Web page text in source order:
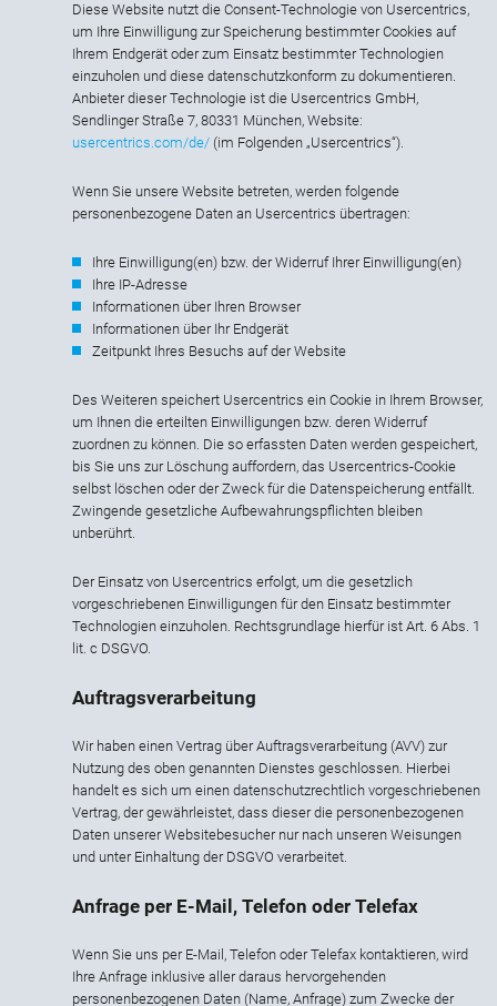
Diese Website nutzt die Consent-Technologie von Usercentrics,
um Ihre Einwilligung zur Speicherung bestimmter Cookies auf
Ihrem Endgerät oder zum Einsatz bestimmter Technologien
einzuholen und diese datenschutzkonform zu dokumentieren.
Anbieter dieser Technologie ist die Usercentrics GmbH,
Sendlinger Straße 7, 80331 München, Website:
usercentrics.com/de/ (im Folgenden „Usercentrics“).
Wenn Sie unsere Website betreten, werden folgende
personenbezogene Daten an Usercentrics übertragen:
Ihre Einwilligung(en) bzw. der Widerruf Ihrer Einwilligung(en)
Ihre IP-Adresse
Informationen über Ihren Browser
Informationen über Ihr Endgerät
Zeitpunkt Ihres Besuchs auf der Website
Des Weiteren speichert Usercentrics ein Cookie in Ihrem Browser,
um Ihnen die erteilten Einwilligungen bzw. deren Widerruf
zuordnen zu können. Die so erfassten Daten werden gespeichert,
bis Sie uns zur Löschung auffordern, das Usercentrics-Cookie
selbst löschen oder der Zweck für die Datenspeicherung entfällt.
Zwingende gesetzliche Aufbewahrungspflichten bleiben
unberührt.
Der Einsatz von Usercentrics erfolgt, um die gesetzlich
vorgeschriebenen Einwilligungen für den Einsatz bestimmter
Technologien einzuholen. Rechtsgrundlage hierfür ist Art. 6 Abs. 1
lit. c DSGVO.
Auftragsverarbeitung
Wir haben einen Vertrag über Auftragsverarbeitung (AVV) zur
Nutzung des oben genannten Dienstes geschlossen. Hierbei
handelt es sich um einen datenschutzrechtlich vorgeschriebenen
Vertrag, der gewährleistet, dass dieser die personenbezogenen
Daten unserer Websitebesucher nur nach unseren Weisungen
und unter Einhaltung der DSGVO verarbeitet.
Anfrage per E-Mail, Telefon oder Telefax
Wenn Sie uns per E-Mail, Telefon oder Telefax kontaktieren, wird
Ihre Anfrage inklusive aller daraus hervorgehenden
personenbezogenen Daten (Name, Anfrage) zum Zwecke der